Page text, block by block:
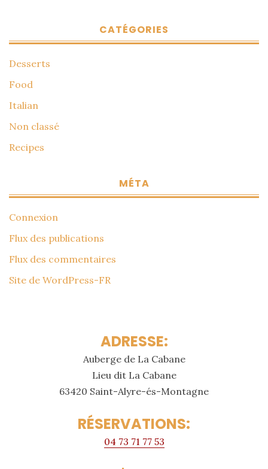
CATÉGORIES
Desserts
Food
Italian
Non classé
Recipes
MÉTA
Connexion
Flux des publications
Flux des commentaires
Site de WordPress-FR
ADRESSE:
Auberge de La Cabane
Lieu dit La Cabane
63420 Saint-Alyre-és-Montagne
RÉSERVATIONS:
04 73 71 77 53